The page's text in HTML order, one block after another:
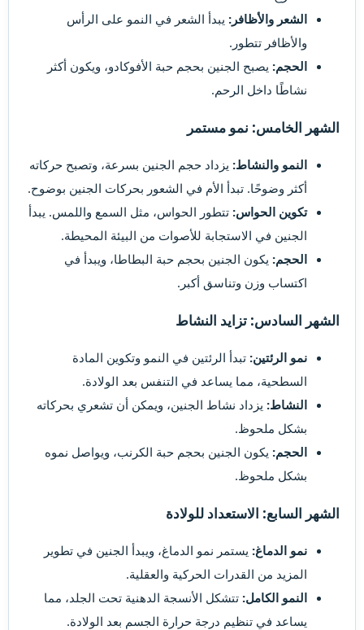
الشعر والأظافر: يبدأ الشعر في النمو على الرأس
والأظافر تتطور.
الحجم: يصبح الجنين بحجم حبة الأفوكادو، ويكون أكثر
نشاطًا داخل الرحم.
الشهر الخامس: نمو مستمر
النمو والنشاط: يزداد حجم الجنين بسرعة، وتصبح حركاته
أكثر وضوحًا. تبدأ الأم في الشعور بحركات الجنين بوضوح.
تكوين الحواس: تتطور الحواس، مثل السمع واللمس. يبدأ
الجنين في الاستجابة للأصوات من البيئة المحيطة.
الحجم: يكون الجنين بحجم حبة البطاطا، ويبدأ في
اكتساب وزن وتناسق أكبر.
الشهر السادس: تزايد النشاط
نمو الرئتين: تبدأ الرئتين في النمو وتكوين المادة
السطحية، مما يساعد في التنفس بعد الولادة.
النشاط: يزداد نشاط الجنين، ويمكن أن تشعري بحركاته
بشكل ملحوظ.
الحجم: يكون الجنين بحجم حبة الكرنب، ويواصل نموه
بشكل ملحوظ.
الشهر السابع: الاستعداد للولادة
نمو الدماغ: يستمر نمو الدماغ، ويبدأ الجنين في تطوير
المزيد من القدرات الحركية والعقلية.
النمو الكامل: تتشكل الأنسجة الدهنية تحت الجلد، مما
يساعد في تنظيم درجة حرارة الجسم بعد الولادة.